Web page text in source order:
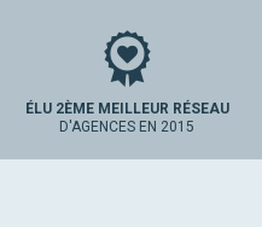
ÉLU 2ÈME MEILLEUR RÉSEAU
D'AGENCES EN 2015